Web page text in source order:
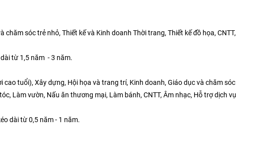
sóc trẻ nhỏ, Thiết kế và Kinh doanh Thời trang, Thiết kế đồ họa, CNTT,
từ 1,5 năm - 3 năm.
tuổi), Xây dựng, Hội họa và trang trí, Kinh doanh, Giáo dục và chăm sóc
Làm vườn, Nấu ăn thương mại, Làm bánh, CNTT, Âm nhạc, Hỗ trợ dịch vụ
dài từ 0,5 năm - 1 năm.